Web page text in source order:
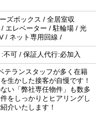
ズボックス / 全居室収
エレベーター / 駐輪場 / 光
/ ネット専用回線 /
不可 / 保証人代行:必加入
テランスタッフが多く在籍
生かした接客が自慢です！
い「弊社専任物件」も数多
をしっかりとヒアリングし
介いたします！